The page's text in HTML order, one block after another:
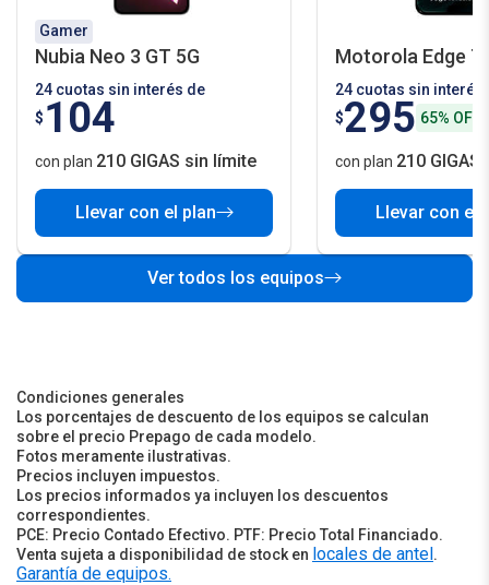
Gamer
Nubia Neo 3 GT 5G
24 cuotas sin interés de
$ 104
con plan 210 GIGAS sin límite
Llevar con el plan
Motorola Edge
24 cuotas sin interés
$295 65% OFF
con plan 210
Llevar con el
Ver todos los equipos
Condiciones generales
Los porcentajes de descuento de los equipos se calculan
sobre el precio Prepago de cada modelo.
Fotos meramente ilustrativas.
Precios incluyen impuestos.
Los precios informados ya incluyen los descuentos
correspondientes.
PCE: Precio Contado Efectivo. PTF: Precio Total Financiado.
Venta sujeta a disponibilidad de stock en locales de antel.
Garantía de equipos.